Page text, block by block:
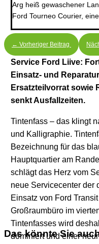
Arg heiß gewaschener
Ford Tourneo Courier,
Service Ford Liive:
Einsatz- und
Ersatzteilvorrat sowie
senkt Ausfallzeiten.
Tintenfass – das klingt
und Kalligraphie.
Bezeichnung für das
Hauptquartier am
schlägt das Herz vom
neue Servicecenter der
Einsatz von Ford
Großraumbüro im
Tintenfasses wird
dominiert und einer
← Vorheriger Beitrag
Das könnte Sie